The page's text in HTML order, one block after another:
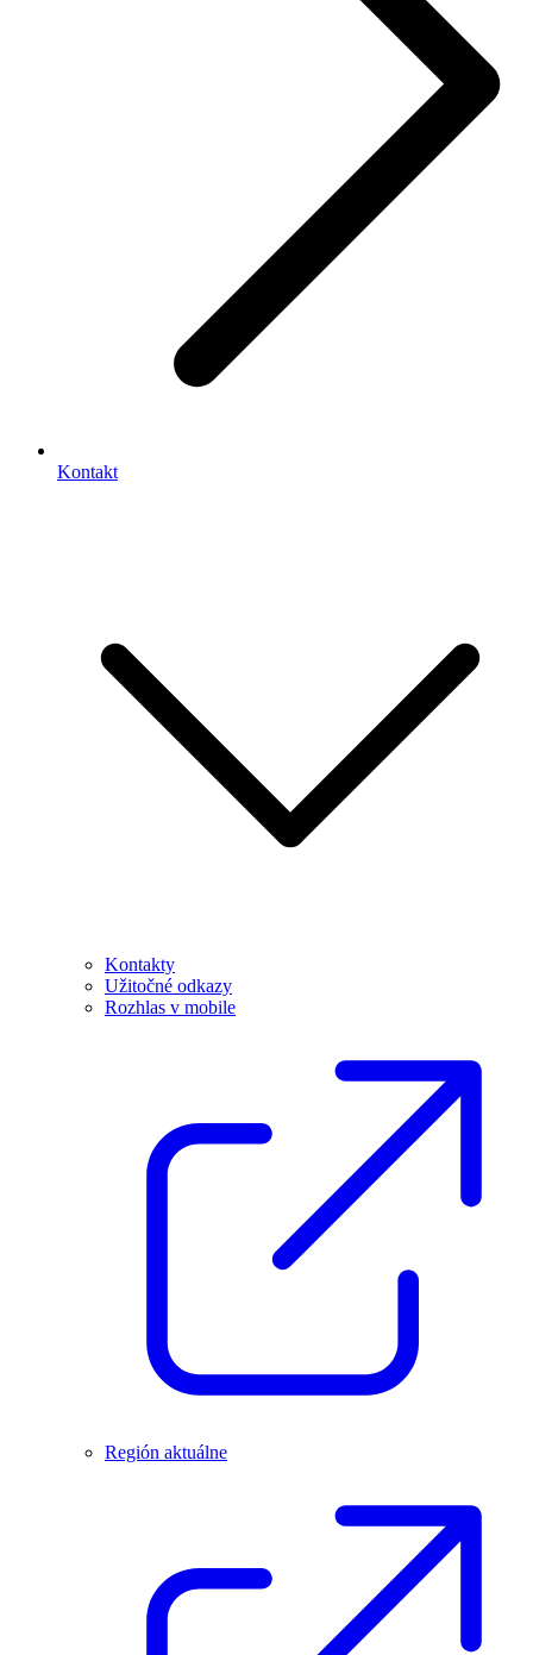
Kontakt
Kontakty
Užitočné odkazy
Rozhlas v mobile
Región aktuálne